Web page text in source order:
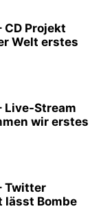
CD Projekt
Welt erstes
Live-Stream
wir erstes
Twitter
lässt Bombe